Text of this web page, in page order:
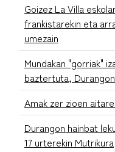
Goizez La Villa
frankistarekin eta
umezain
Mundakan "gorriak"
baztertuta,
Amak zer zioen
Durangon hainbat
17 urterekin Mutrikura